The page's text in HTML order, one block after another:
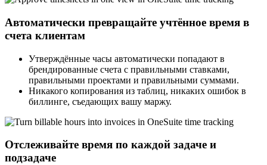
Автоматически превращайте учтённое время в
счета клиентам
Утверждённые часы автоматически попадают в
брендированные счета с правильными ставками,
правильными проектами и правильными суммами.
Никакого копирования из таблиц, никаких ошибок в
биллинге, съедающих вашу маржу.
Отслеживайте время по каждой задаче и
подзадаче